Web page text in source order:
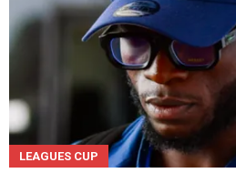
LEAGUES CUP